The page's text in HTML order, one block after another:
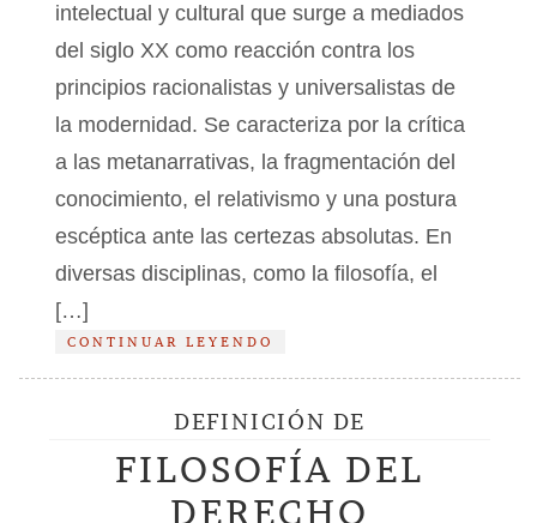
intelectual y cultural que surge a mediados
del siglo XX como reacción contra los
principios racionalistas y universalistas de
la modernidad. Se caracteriza por la crítica
a las metanarrativas, la fragmentación del
conocimiento, el relativismo y una postura
escéptica ante las certezas absolutas. En
diversas disciplinas, como la filosofía, el
[…]
CONTINUAR LEYENDO
DEFINICIÓN DE
FILOSOFÍA DEL
DERECHO